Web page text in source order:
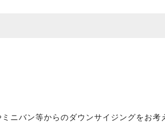
ニバン等からのダウンサイジングをお考